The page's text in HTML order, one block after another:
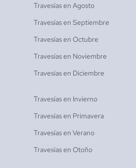
Travesías en Agosto
Travesías en Septiembre
Travesías en Octubre
Travesías en Noviembre
Travesías en Diciembre
Travesías en Invierno
Travesías en Primavera
Travesías en Verano
Travesías en Otoño